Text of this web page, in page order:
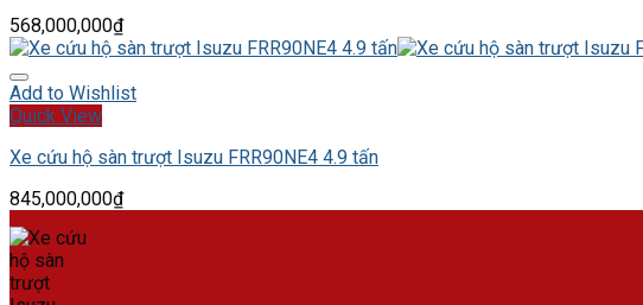
568,000,000₫
Add to Wishlist
Quick View
Xe cứu hộ sàn trượt Isuzu FRR90NE4 4.9 tấn
845,000,000₫